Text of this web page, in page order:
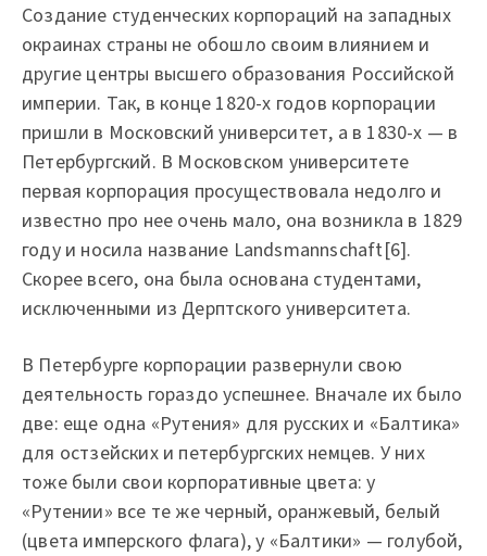
Создание студенческих корпораций на западных
окраинах страны не обошло своим влиянием и
другие центры высшего образования Российской
империи. Так, в конце 1820-х годов корпорации
пришли в Московский университет, а в 1830-х — в
Петербургский. В Московском университете
первая корпорация просуществовала недолго и
известно про нее очень мало, она возникла в 1829
году и носила название Landsmannschaft[6].
Скорее всего, она была основана студентами,
исключенными из Дерптского университета.
В Петербурге корпорации развернули свою
деятельность гораздо успешнее. Вначале их было
две: еще одна «Рутения» для русских и «Балтика»
для остзейских и петербургских немцев. У них
тоже были свои корпоративные цвета: у
«Рутении» все те же черный, оранжевый, белый
(цвета имперского флага), у «Балтики» — голубой,